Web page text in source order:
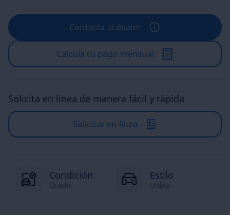
Contacta al dealer
Calcula tu pago mensual
Solicita en línea de manera fácil y rápida
Solicitar en línea
Condición
Usado
Estilo
Utility